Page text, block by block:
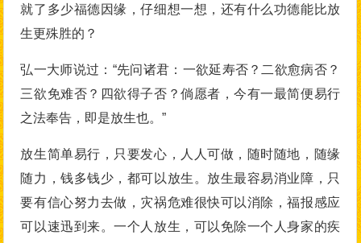
就了多少福德因缘，仔细想一想，还有什么功德能比放
生更殊胜的？
弘一大师说过：“先问诸君：一欲延寿否？二欲愈病否？
三欲免难否？四欲得子否？倘愿者，今有一最简便易行
之法奉告，即是放生也。”
放生简单易行，只要发心，人人可做，随时随地，随缘
随力，钱多钱少，都可以放生。放生最容易消业障，只
要有信心努力去做，灾祸危难很快可以消除，福报感应
可以速迅到来。一个人放生，可以免除一个人身家的疾